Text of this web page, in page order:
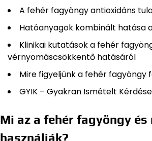
A fehér fagyöngy antioxidáns
Hatóanyagok kombinált hatása
Klinikai kutatások a fehér
vérnyomáscsökkentő hatásáról
Mire figyeljünk a fehér fagyöngy
GYIK – Gyakran Ismételt
Mi az a fehér fagyöngy és
használják?